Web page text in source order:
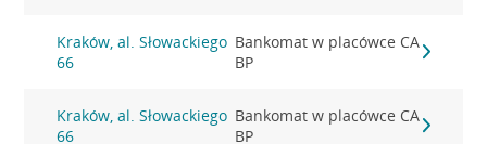
Kraków, al. Słowackiego
66
Bankomat w placówce CA
BP
Kraków, al. Słowackiego
66
Bankomat w placówce CA
BP